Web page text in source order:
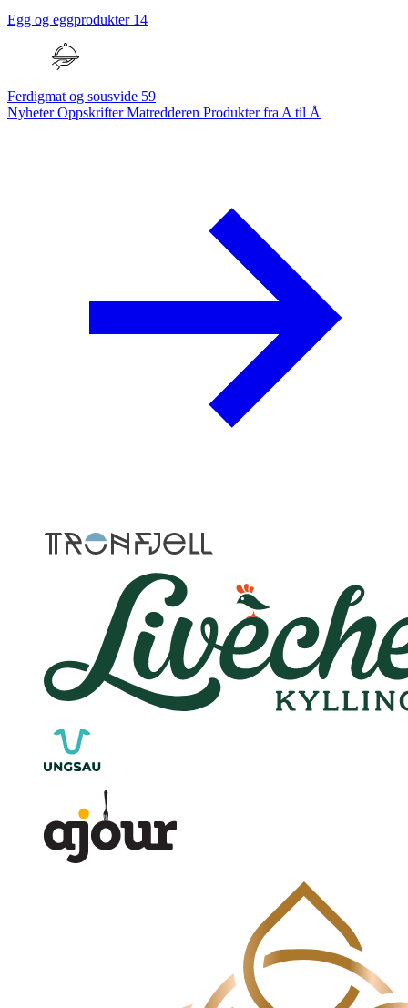
Egg og eggprodukter 14
Ferdigmat og sousvide 59
NyheterOppskrifterMatredderen Produkter fra A til Å